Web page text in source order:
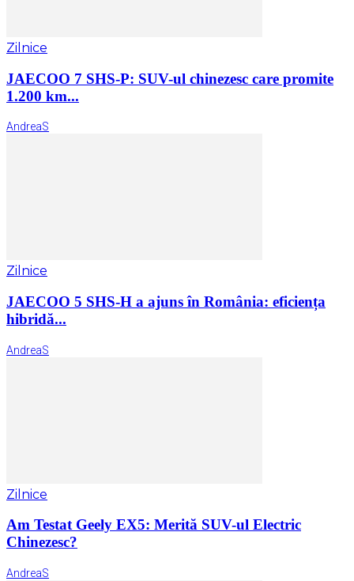
Zilnice
JAECOO 7 SHS-P: SUV-ul chinezesc care promite
1.200 km...
AndreaS
Zilnice
JAECOO 5 SHS-H a ajuns în România: eficiența
hibridă...
AndreaS
Zilnice
Am Testat Geely EX5: Merită SUV-ul Electric
Chinezesc?
AndreaS